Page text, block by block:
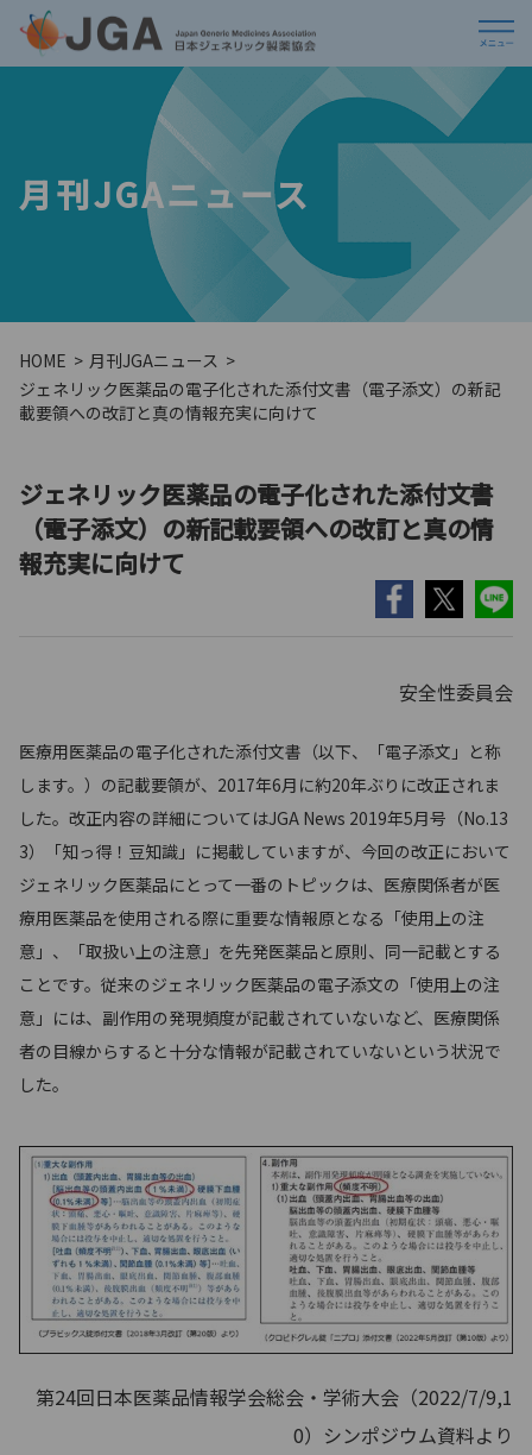
月刊JGAニュース
HOME
月刊JGAニュース
ジェネリック医薬品の電子化された添付文書（電子添文）の新記
載要領への改訂と真の情報充実に向けて
ジェネリック医薬品の電子化された添付文書
（電子添文）の新記載要領への改訂と真の情
報充実に向けて
安全性委員会
医療用医薬品の電子化された添付文書（以下、「電子添文」と称
します。）の記載要領が、2017年6月に約20年ぶりに改正されま
した。改正内容の詳細についてはJGA News 2019年5月号（No.13
3）「知っ得！豆知識」に掲載していますが、今回の改正において
ジェネリック医薬品にとって一番のトピックは、医療関係者が医
療用医薬品を使用される際に重要な情報原となる「使用上の注
意」、「取扱い上の注意」を先発医薬品と原則、同一記載とする
ことです。従来のジェネリック医薬品の電子添文の「使用上の注
意」には、副作用の発現頻度が記載されていないなど、医療関係
者の目線からすると十分な情報が記載されていないという状況で
した。
第24回日本医薬品情報学会総会・学術大会（2022/7/9,1
0）シンポジウム資料より